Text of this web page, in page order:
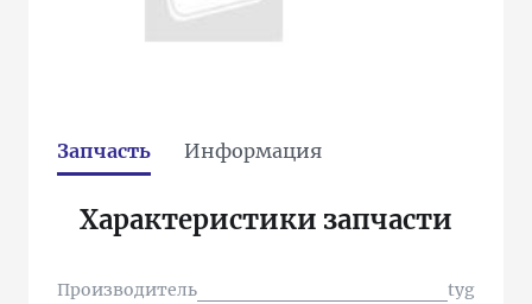
Запчасть Информация
Характеристики запчасти
Производитель tyg